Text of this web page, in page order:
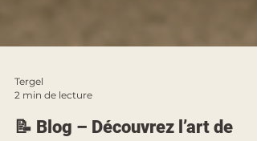
Tergel
2 min de lecture